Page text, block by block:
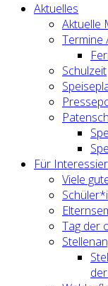
Aktuelles
Aktuelle
Termine
Schulzeit
Für
Viele
Tag der